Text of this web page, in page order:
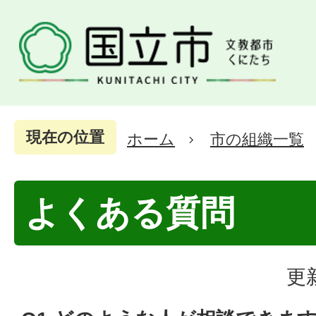
現在の位置 ホーム 市の組織一覧
よくある質問
更